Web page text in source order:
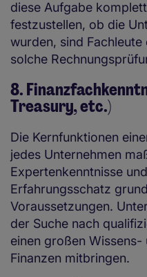
diese Aufgabe
festzustellen, ob die
wurden, sind
solche
8.
Treasury, etc.)
Die Kernfunktionen
jedes Unternehmen
Expertenkenntnisse
Erfahrungsschatz
Voraussetzungen.
der Suche nach
einen großen
Finanzen mitbringen.